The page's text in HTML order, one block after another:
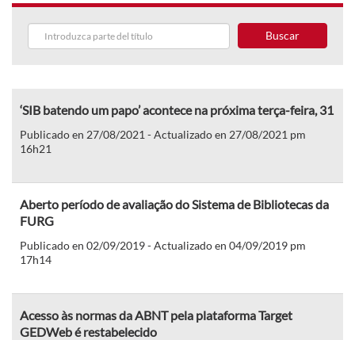
Buscar
‘SIB batendo um papo’ acontece na próxima terça-feira, 31
Publicado en 27/08/2021 - Actualizado en 27/08/2021 pm
16h21
Aberto período de avaliação do Sistema de Bibliotecas da
FURG
Publicado en 02/09/2019 - Actualizado en 04/09/2019 pm
17h14
Acesso às normas da ABNT pela plataforma Target
GEDWeb é restabelecido